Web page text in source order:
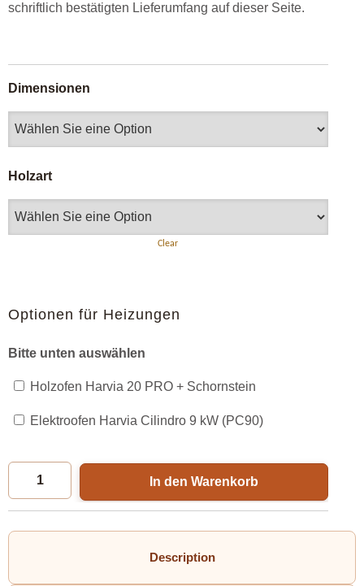
schriftlich bestätigten Lieferumfang auf dieser Seite.
Dimensionen
Holzart
Clear
Optionen für Heizungen
Bitte unten auswählen
Holzofen Harvia 20 PRO + Schornstein
Elektroofen Harvia Cilindro 9 kW (PC90)
In den Warenkorb
Description